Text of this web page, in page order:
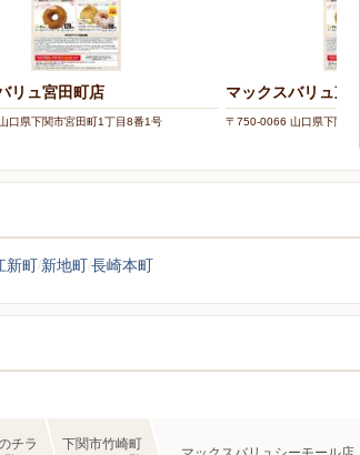
リュ宮田町店
口県下関市宮田町1丁目8番1号
マックスバリュ東
〒750-0066 山口県下関市
新町 新地町長崎本町
チラ
下関市竹崎町